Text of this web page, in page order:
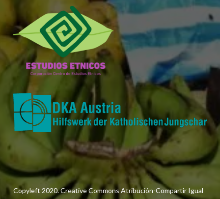
Copyleft 2020. Creative Commons Atribución-Compartir Igual